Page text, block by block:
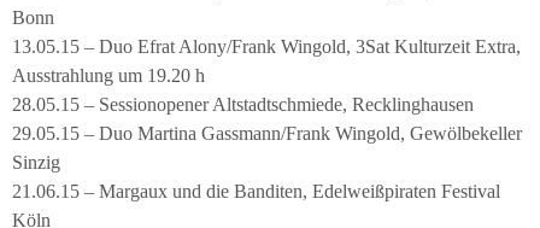
Bonn
13.05.15 – Duo Efrat Alony/Frank Wingold, 3Sat Kulturzeit Extra,
Ausstrahlung um 19.20 h
28.05.15 – Sessionopener Altstadtschmiede, Recklinghausen
29.05.15 – Duo Martina Gassmann/Frank Wingold, Gewölbekeller
Sinzig
21.06.15 – Margaux und die Banditen, Edelweißpiraten Festival
Köln